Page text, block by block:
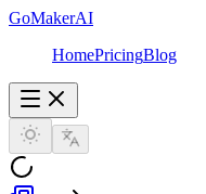
GoMakerAI
HomePricingBlog